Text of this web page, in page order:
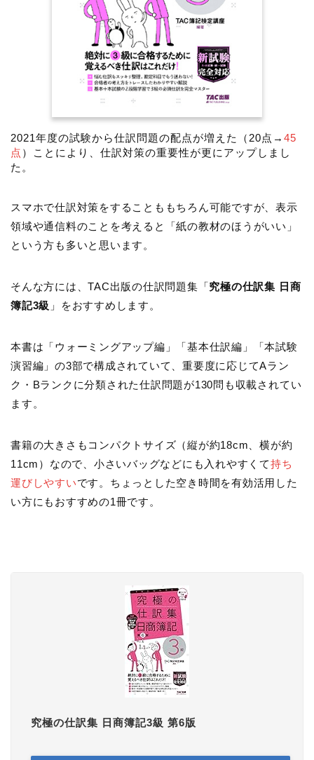
2021年度の試験から仕訳問題の配点が増えた（20点→ 45
点 ）ことにより、仕訳対策の重要性が更にアップしまし
た。
スマホで仕訳対策をすることももちろん可能ですが、表示
領域や通信料のことを考えると「紙の教材のほうがいい」
という方も多いと思います。
そんな方には、TAC出版の仕訳問題集「究極の仕訳集 日商
簿記3級 」をおすすめします。
本書は「ウォーミングアップ編」「基本仕訳編」「本試験
演習編」の3部で構成されていて、重要度に応じてAラン
ク・Bランクに分類された仕訳問題が130問も収載されてい
ます。
書籍の大きさもコンパクトサイズ（縦が約18cm、横が約
11cm）なので、小さいバッグなどにも入れやすくて持ち
運びしやすいです。ちょっとした空き時間を有効活用した
い方にもおすすめの1冊です。
究極の仕訳集 日商簿記3級 第6版